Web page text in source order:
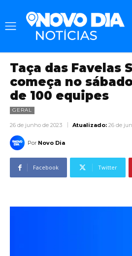
Taça das Favelas
começa no
de 100 equipes
GERAL
26 de junho de 2023 Atualizado: 26 de
Por Novo Dia
Facebook Twitter